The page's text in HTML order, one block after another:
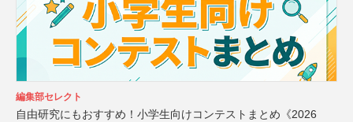
編集部セレクト
自由研究にもおすすめ！小学生向けコンテストまとめ《2026